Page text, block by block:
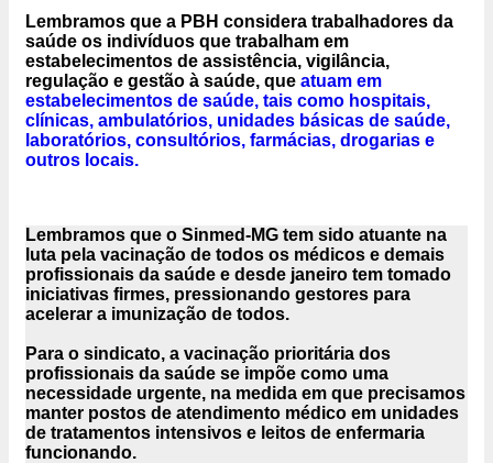
Lembramos que a PBH considera trabalhadores da
saúde os indivíduos que trabalham em
estabelecimentos de assistência, vigilância,
regulação e gestão à saúde, que atuam em
estabelecimentos de saúde, tais como hospitais,
clínicas, ambulatórios, unidades básicas de saúde,
laboratórios, consultórios, farmácias, drogarias e
outros locais.
Lembramos que o Sinmed-MG tem sido atuante na
luta pela vacinação de todos os médicos e demais
profissionais da saúde e desde janeiro tem tomado
iniciativas firmes, pressionando gestores para
acelerar a imunização de todos.
Para o sindicato, a vacinação prioritária dos
profissionais da saúde se impõe como uma
necessidade urgente, na medida em que precisamos
manter postos de atendimento médico em unidades
de tratamentos intensivos e leitos de enfermaria
funcionando.